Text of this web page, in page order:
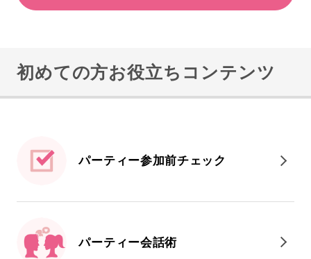
初めての方お役立ちコンテンツ
パーティー参加前チェック
パーティー会話術